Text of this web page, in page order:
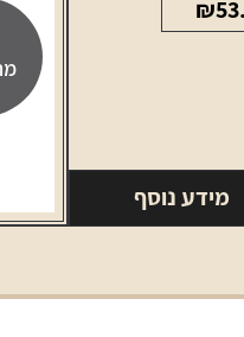
₪
מידע נוסף